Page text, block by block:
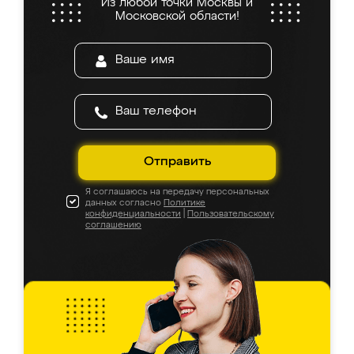
Из любой точки Москвы и
Московской области!
Отправить
Я соглашаюсь на передачу персональных
данных согласно Политике
конфиденциальности
Пользовательскому
соглашению